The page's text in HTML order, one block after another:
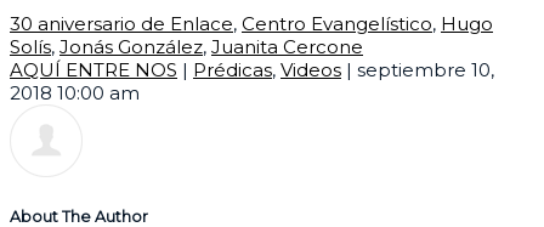
30 aniversario de Enlace, Centro Evangelístico, Hugo
Solís, Jonás González, Juanita Cercone
AQUÍ ENTRE NOS | Prédicas, Videos | septiembre 10,
2018 10:00 am
About The Author